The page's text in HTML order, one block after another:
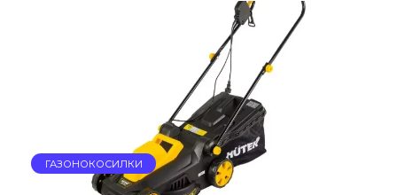
ГАЗОНОКОСИЛКИ